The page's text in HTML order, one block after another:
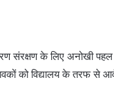
संरक्षण के लिए अनोखी
को विद्यालय के तरफ से